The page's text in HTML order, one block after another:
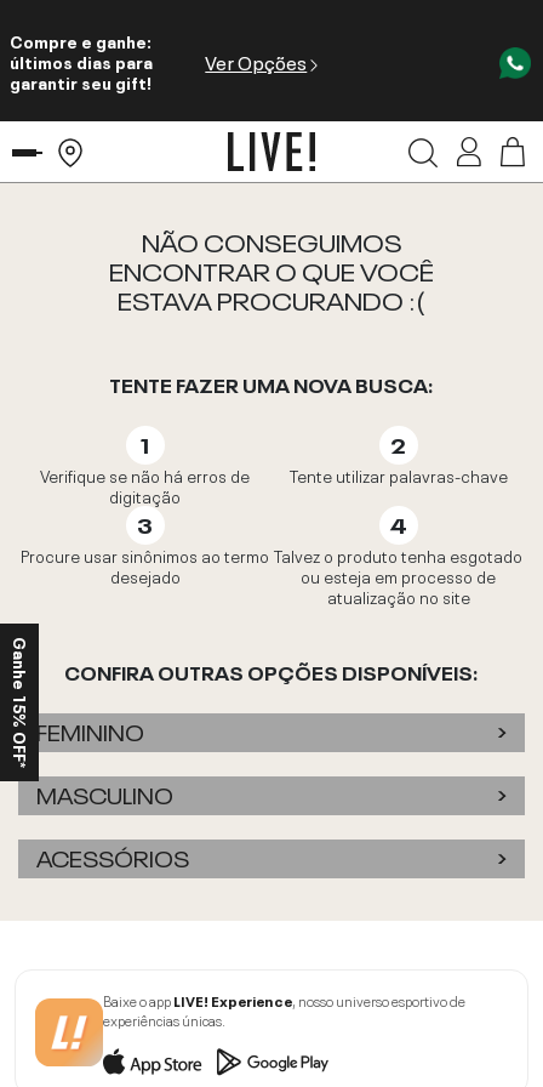
Compre e ganhe:
últimos dias para
garantir seu gift!
Ver Opções
NÃO CONSEGUIMOS
ENCONTRAR O QUE VOCÊ
ESTAVA PROCURANDO :(
TENTE FAZER UMA NOVA BUSCA:
Verifique se não há erros de
digitação
Tente utilizar palavras-chave
Procure usar sinônimos ao termo
desejado
Talvez o produto tenha esgotado
ou esteja em processo de
atualização no site
CONFIRA OUTRAS OPÇÕES DISPONÍVEIS:
FEMININO
MASCULINO
ACESSÓRIOS
Baixe o appLIVE! Experience, nosso universo esportivo de
experiências únicas.
Ganhe 15% OFF*